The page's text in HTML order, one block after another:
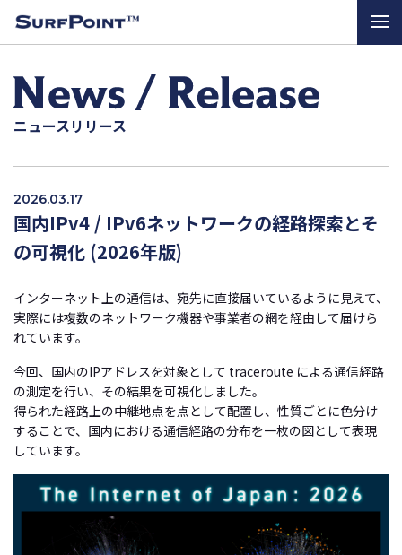
ニュースリリース
2026.03.17
国内IPv4 / IPv6ネットワークの経路探索とそ
の可視化 (2026年版)
インターネット上の通信は、宛先に直接届いているように見えて、
実際には複数のネットワーク機器や事業者の網を経由して届けら
れています。
今回、国内のIPアドレスを対象として traceroute による通信経路
の測定を行い、その結果を可視化しました。
得られた経路上の中継地点を点として配置し、性質ごとに色分け
することで、国内における通信経路の分布を一枚の図として表現
しています。